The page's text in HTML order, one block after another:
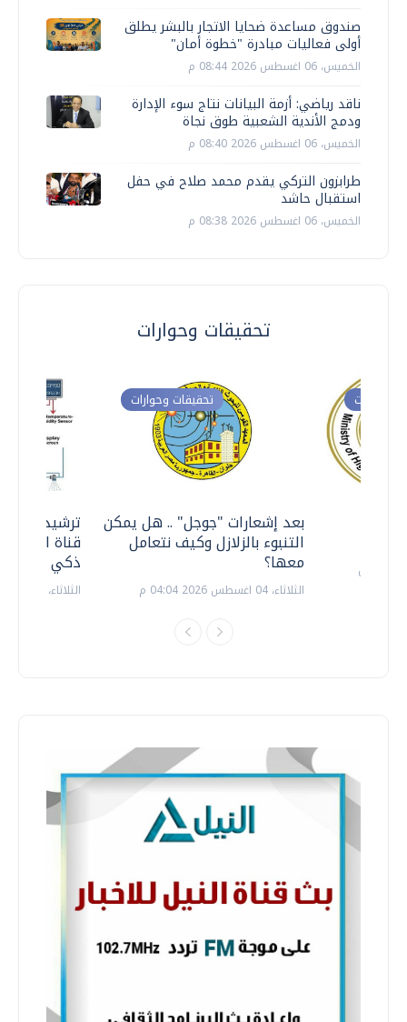
صندوق مساعدة ضحايا الاتجار بالبشر يطلق
أولى فعاليات مبادرة "خطوة أمان"
الخميس، 06 اغسطس 2026 08:44 م
ناقد رياضي: أزمة البيانات نتاج سوء الإدارة
ودمج الأندية الشعبية طوق نجاة
الخميس، 06 اغسطس 2026 08:40 م
طرابزون التركي يقدم محمد صلاح في حفل
استقبال حاشد
الخميس، 06 اغسطس 2026 08:38 م
تحقيقات وحوارات
ترشيدا
قناة
ذكي
الثلاثاء، 14 يوليو 2026 06:11 م
تحقيقات وحوارات
بعد إشعارات "جوجل" .. هل يمكن
التنبوء بالزلازل وكيف نتعامل
معها؟
الثلاثاء، 04 اغسطس 2026 04:04 م
وحوارات